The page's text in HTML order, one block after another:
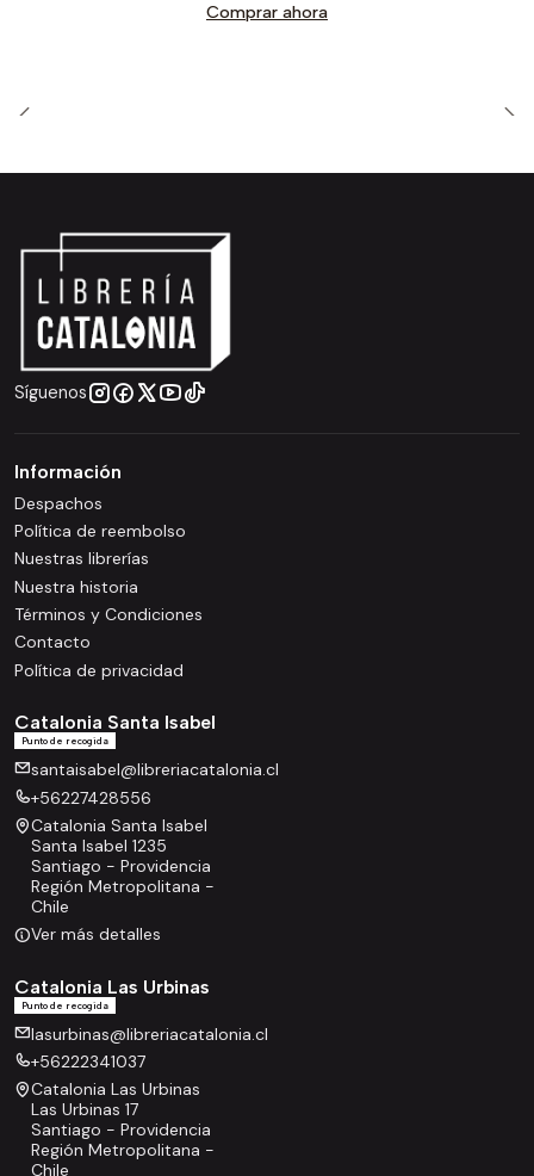
Comprar ahora
Síguenos
Información
Despachos
Política de reembolso
Nuestras librerías
Nuestra historia
Términos y Condiciones
Contacto
Política de privacidad
Catalonia Santa Isabel
Punto de recogida
santaisabel@libreriacatalonia.cl
+56227428556
Catalonia Santa Isabel
Santa Isabel 1235
Santiago - Providencia
Región Metropolitana -
Chile
Ver más detalles
Catalonia Las Urbinas
Punto de recogida
lasurbinas@libreriacatalonia.cl
+56222341037
Catalonia Las Urbinas
Las Urbinas 17
Santiago - Providencia
Región Metropolitana -
Chile